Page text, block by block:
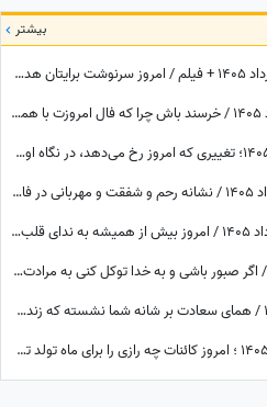
بیشتر
فال حافظ با تفسیر امروز شنبه 17 مرداد 1405 + فیلم / امروز سرنوشت برایتان هدیه‌ای بزرگ کنار گذاشته؛ شادی و موفقیت خیلی زود درِ خانه‌تان را می‌زنند!
فال شمع روزانه امروز شنبه 17 مرداد 1405 / خرسند باش چرا که فال امروزت با همیشه فرق داره، تغییر بزرگی در راهه، ثروت، عشق یا سفر
گردونه شانس امروز شنبه 17 مرداد 1405؛ تغییری که امروز رخ می‌دهد، در نگاه اول غیرمنتظره است اما ...
فال قهوه با نشان امروز شنبه 17 مرداد 1405 / نشانه رحم و شفقت و مهربانی در فال شماست، غافل نشوید؛ از دوستان ناباب بپرهیزید
تعبیر خواب روزانه امروز شنبه 17 مرداد 1405 / امروز بیش از همیشه به ندای قلب خود توجه کنید؛ پاسخ بسیاری از تردیدها را خواهید یافت
فال ابجد امروز شنبه 17 مرداد 1405 / اگر صبور باشی و به خدا توکل کنی به مرادت خواهی رسید
فال روزانه امروز شنبه 17 مرداد 1405 / همای سعادت بر شانه شما نشسته که زندگی شما در آستانه تغییر بزرگ است — فال امروز را از دست ندهید!
گردونه شانس امروز جمعه 16 مرداد 1405 ؛ امروز کائنات چه رازی را برای ماه تولد تو فاش کرده؟